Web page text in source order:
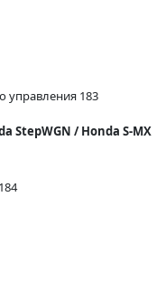
управления 183
StepWGN / Honda S-MX